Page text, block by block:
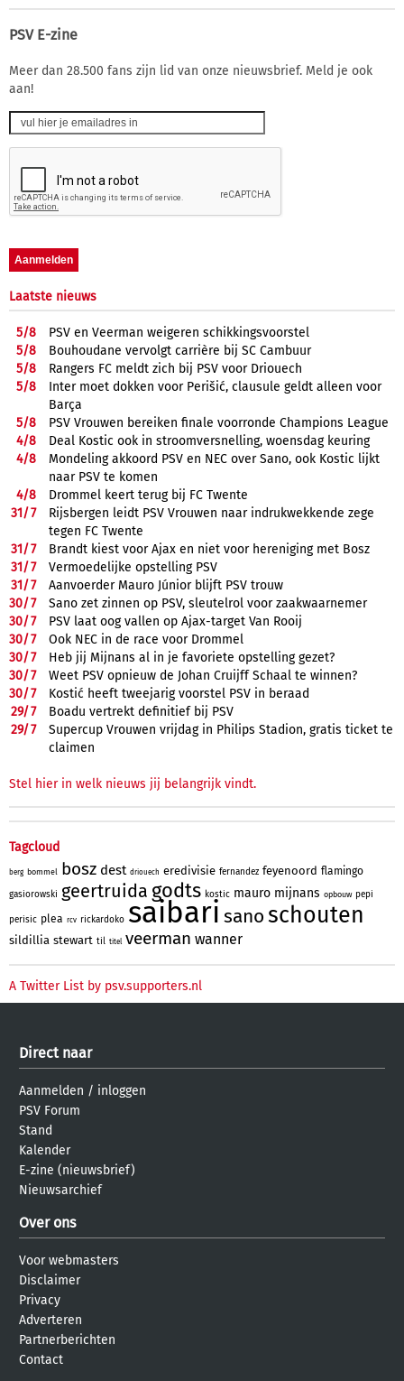
PSV E-zine
Meer dan 28.500 fans zijn lid van onze nieuwsbrief. Meld je ook
aan!
Laatste nieuws
5/8
PSV en Veerman weigeren schikkingsvoorstel
5/8
Bouhoudane vervolgt carrière bij SC Cambuur
5/8
Rangers FC meldt zich bij PSV voor Driouech
5/8
Inter moet dokken voor Perišić, clausule geldt alleen voor
Barça
5/8
PSV Vrouwen bereiken finale voorronde Champions League
4/8
Deal Kostic ook in stroomversnelling, woensdag keuring
4/8
Mondeling akkoord PSV en NEC over Sano, ook Kostic lijkt
naar PSV te komen
4/8
Drommel keert terug bij FC Twente
31/7
Rijsbergen leidt PSV Vrouwen naar indrukwekkende zege
tegen FC Twente
31/7
Brandt kiest voor Ajax en niet voor hereniging met Bosz
31/7
Vermoedelijke opstelling PSV
31/7
Aanvoerder Mauro Júnior blijft PSV trouw
30/7
Sano zet zinnen op PSV, sleutelrol voor zaakwaarnemer
30/7
PSV laat oog vallen op Ajax-target Van Rooij
30/7
Ook NEC in de race voor Drommel
30/7
Heb jij Mijnans al in je favoriete opstelling gezet?
30/7
Weet PSV opnieuw de Johan Cruijff Schaal te winnen?
30/7
Kostić heeft tweejarig voorstel PSV in beraad
29/7
Boadu vertrekt definitief bij PSV
29/7
Supercup Vrouwen vrijdag in Philips Stadion, gratis ticket te
claimen
Stel hier in welk nieuws jij belangrijk vindt.
Tagcloud
berg bommel bosz dest driouech eredivisie fernandez feyenoord flamingo
gasiorowski geertruida godts kostic mauro mijnans opbouw pepi
perisic plea rcv rickardoko saibari sanoschouten
sildillia stewart til titel veerman wanner
A Twitter List by psv.supporters.nl
Direct naar
Aanmelden / inloggen
PSV Forum
Stand
Kalender
E-zine (nieuwsbrief)
Nieuwsarchief
Over ons
Voor webmasters
Disclaimer
Privacy
Adverteren
Partnerberichten
Contact